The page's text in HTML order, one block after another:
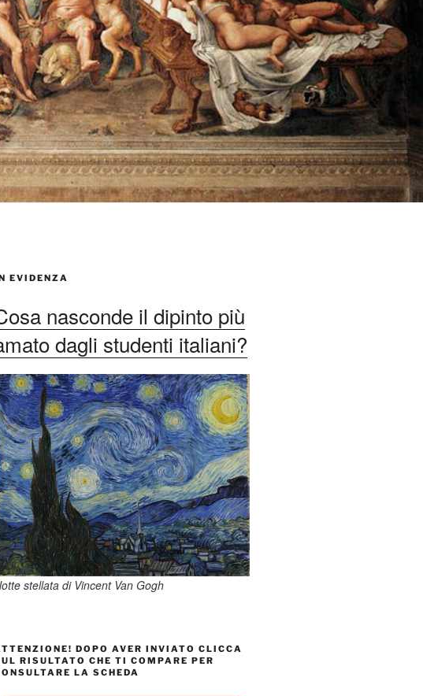
EVIDENZA
nasconde il dipinto più
dagli studenti italiani?
stellata di Vincent Van Gogh
DOPO AVER INVIATO CLICCA
RISULTATO CHE TI COMPARE PER
LA SCHEDA